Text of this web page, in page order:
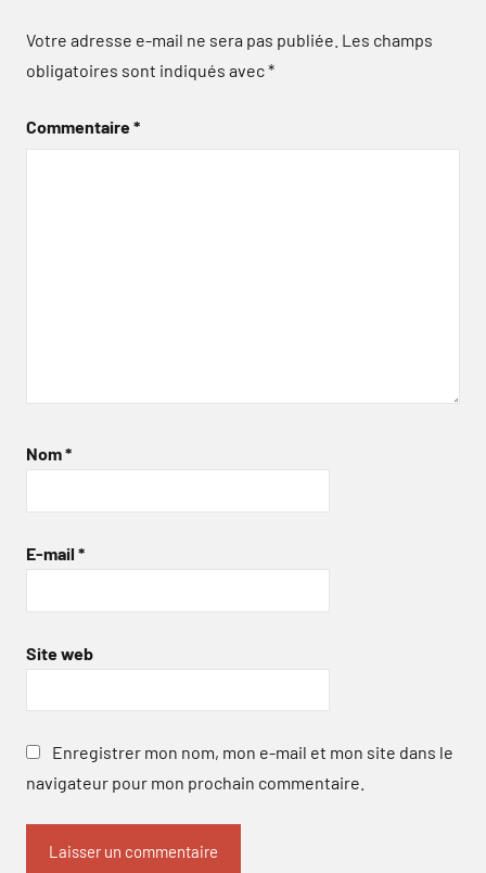
Votre adresse e-mail ne sera pas publiée. Les champs
obligatoires sont indiqués avec*
Commentaire*
Nom*
E-mail *
Site web
Enregistrer mon nom, mon e-mail et mon site dans le
navigateur pour mon prochain commentaire.